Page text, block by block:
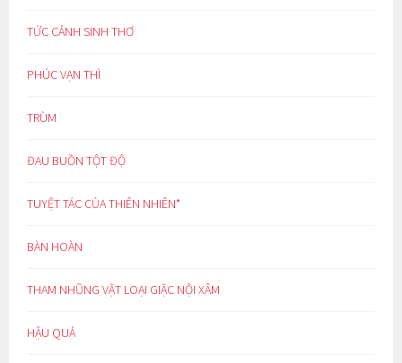
TỨC CẢNH SINH THƠ
PHÚC VẠN THÌ
TRÙM
ĐAU BUỒN TỘT ĐỘ
TUYỆT TÁC CỦA THIÊN NHIÊN*
BÀN HOÀN
THAM NHŨNG VẶT LOẠI GIẶC NỘI XÂM
HẬU QUẢ